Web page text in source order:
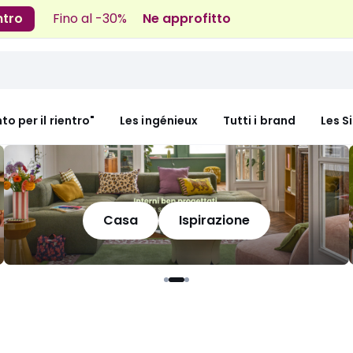
Fino al -30% Ne approfitto
per il rientro" Les ingénieux Tutti i brand Les
Casa Ispirazione